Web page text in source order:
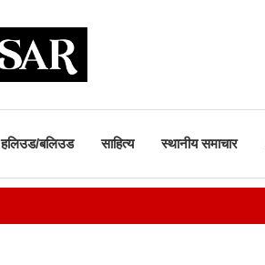
हलिउड/बलिउड साहित्य स्थानीय समाचार